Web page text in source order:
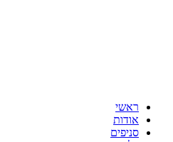
ראשי
אודות
סניפים